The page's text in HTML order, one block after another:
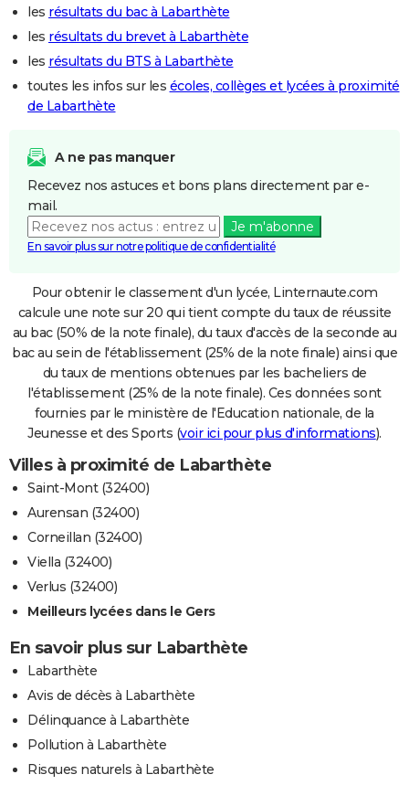
les résultats du bac à Labarthète
les résultats du brevet à Labarthète
les résultats du BTS à Labarthète
toutes les infos sur les écoles, collèges et lycées à proximité
de Labarthète
A ne pas manquer
Recevez nos astuces et bons plans directement par e-
mail.
Je m'abonne
En savoir plus sur notre politique de confidentialité
Pour obtenir le classement d'un lycée, Linternaute.com
calcule une note sur 20 qui tient compte du taux de réussite
au bac (50% de la note finale), du taux d'accès de la seconde au
bac au sein de l'établissement (25% de la note finale) ainsi que
du taux de mentions obtenues par les bacheliers de
l'établissement (25% de la note finale). Ces données sont
fournies par le ministère de l'Education nationale, de la
Jeunesse et des Sports (voir ici pour plus d'informations).
Villes à proximité de Labarthète
Saint-Mont (32400)
Aurensan (32400)
Corneillan (32400)
Viella (32400)
Verlus (32400)
Meilleurs lycées dans le Gers
En savoir plus sur Labarthète
Labarthète
Avis de décès à Labarthète
Délinquance à Labarthète
Pollution à Labarthète
Risques naturels à Labarthète